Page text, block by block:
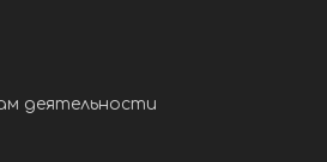
деятельности